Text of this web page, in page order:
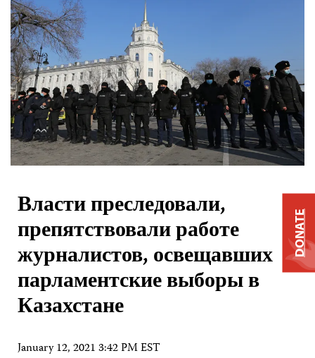
Власти преследовали,
препятствовали работе
журналистов, освещавших
парламентские выборы в
Казахстане
January 12, 2021 3:42 PM EST
DONATE